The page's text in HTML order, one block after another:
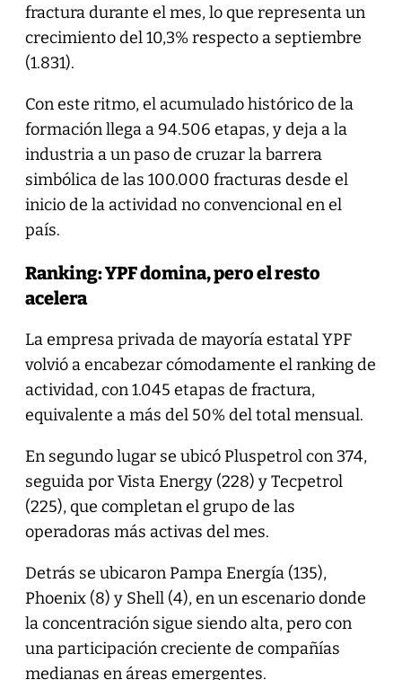
fractura durante el mes, lo que representa un
crecimiento del 10,3% respecto a septiembre
(1.831).
Con este ritmo, el acumulado histórico de la
formación llega a 94.506 etapas, y deja a la
industria a un paso de cruzar la barrera
simbólica de las 100.000 fracturas desde el
inicio de la actividad no convencional en el
país.
Ranking: YPF domina, pero el resto
acelera
La empresa privada de mayoría estatal YPF
volvió a encabezar cómodamente el ranking de
actividad, con 1.045 etapas de fractura,
equivalente a más del 50% del total mensual.
En segundo lugar se ubicó Pluspetrol con 374,
seguida por Vista Energy (228) y Tecpetrol
(225), que completan el grupo de las
operadoras más activas del mes.
Detrás se ubicaron Pampa Energía (135),
Phoenix (8) y Shell (4), en un escenario donde
la concentración sigue siendo alta, pero con
una participación creciente de compañías
medianas en áreas emergentes.